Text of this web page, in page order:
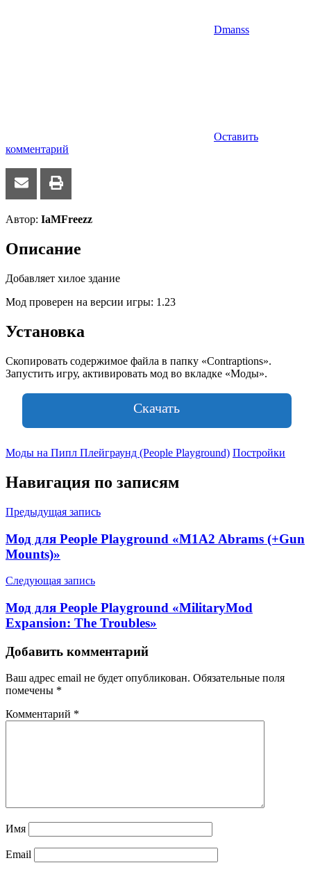
Dmanss
Оставить
комментарий
Автор: IaMFreezz
Описание
Добавляет хилое здание
Мод проверен на версии игры: 1.23
Установка
Скопировать содержимое файла в папку «Contraptions».
Запустить игру, активировать мод во вкладке «Моды».
Скачать
Моды на Пипл Плейграунд (People Playground) Постройки
Навигация по записям
Предыдущая запись
Мод для People Playground «M1A2 Abrams (+Gun
Mounts)»
Следующая запись
Мод для People Playground «MilitaryMod
Expansion: The Troubles»
Добавить комментарий
Ваш адрес email не будет опубликован. Обязательные поля
помечены *
Комментарий *
Имя
Email